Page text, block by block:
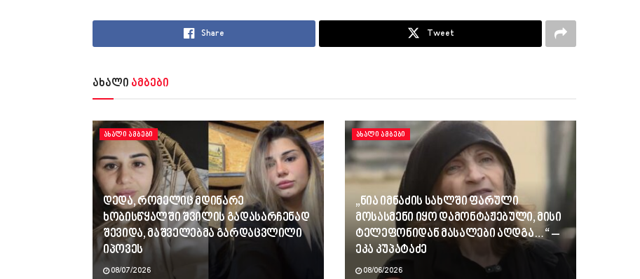
Share Tweet
ახალი ამბები
ᲐᲮᲐᲚᲘ ᲐᲛᲑᲔᲑᲘ
დედა, რომელიც მდინარე
ხობისწყალში შვილის გადასარჩენად
შევიდა, მაშველებმა გარდაცვლილი
იპოვეს
08/07/2026
ᲐᲮᲐᲚᲘ ᲐᲛᲑᲔᲑᲘ
„ნია იმნაძის სახლში ფარული
მოსასმენი იყო დამონტაჟებული, მისი
ტელეფონიდან მასალები აღდგა…“ –
ეკა კუპატაძე
08/06/2026